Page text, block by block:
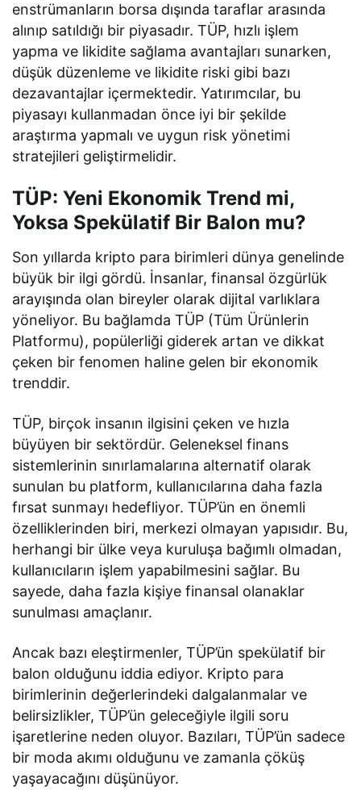
enstrümanların borsa dışında taraflar arasında
alınıp satıldığı bir piyasadır. TÜP, hızlı işlem
yapma ve likidite sağlama avantajları sunarken,
düşük düzenleme ve likidite riski gibi bazı
dezavantajlar içermektedir. Yatırımcılar, bu
piyasayı kullanmadan önce iyi bir şekilde
araştırma yapmalı ve uygun risk yönetimi
stratejileri geliştirmelidir.
TÜP: Yeni Ekonomik Trend mi,
Yoksa Spekülatif Bir Balon mu?
Son yıllarda kripto para birimleri dünya genelinde
büyük bir ilgi gördü. İnsanlar, finansal özgürlük
arayışında olan bireyler olarak dijital varlıklara
yöneliyor. Bu bağlamda TÜP (Tüm Ürünlerin
Platformu), popülerliği giderek artan ve dikkat
çeken bir fenomen haline gelen bir ekonomik
trenddir.
TÜP, birçok insanın ilgisini çeken ve hızla
büyüyen bir sektördür. Geleneksel finans
sistemlerinin sınırlamalarına alternatif olarak
sunulan bu platform, kullanıcılarına daha fazla
fırsat sunmayı hedefliyor. TÜP’ün en önemli
özelliklerinden biri, merkezi olmayan yapısıdır. Bu,
herhangi bir ülke veya kuruluşa bağımlı olmadan,
kullanıcıların işlem yapabilmesini sağlar. Bu
sayede, daha fazla kişiye finansal olanaklar
sunulması amaçlanır.
Ancak bazı eleştirmenler, TÜP’ün spekülatif bir
balon olduğunu iddia ediyor. Kripto para
birimlerinin değerlerindeki dalgalanmalar ve
belirsizlikler, TÜP’ün geleceğiyle ilgili soru
işaretlerine neden oluyor. Bazıları, TÜP’ün sadece
bir moda akımı olduğunu ve zamanla çöküş
yaşayacağını düşünüyor.